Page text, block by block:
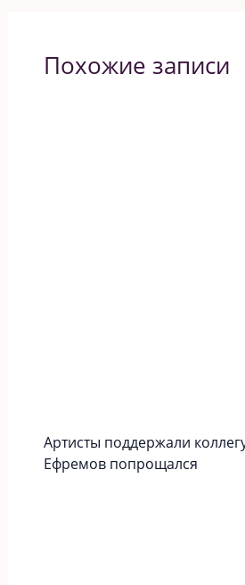
Похожие записи
Артисты поддержали
Ефремов попрощался